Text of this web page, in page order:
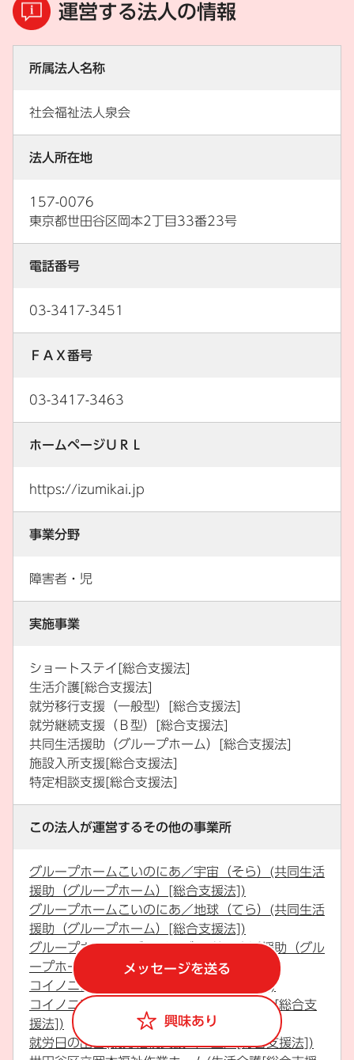
運営する法人の情報
所属法人名称
社会福祉法人泉会
法人所在地
157-0076
東京都世田谷区岡本2丁目33番23号
電話番号
03-3417-3451
ＦＡＸ番号
03-3417-3463
ホームページＵＲＬ
https://izumikai.jp
事業分野
障害者・児
実施事業
ショートステイ[総合支援法]
生活介護[総合支援法]
就労移行支援（一般型）[総合支援法]
就労継続支援（Ｂ型）[総合支援法]
共同生活援助（グループホーム）[総合支援法]
施設入所支援[総合支援法]
特定相談支援[総合支援法]
この法人が運営するその他の事業所
グループホームこいのにあ／宇宙（そら）(共同生活
援助（グループホーム）[総合支援法])
グループホームこいのにあ／地球（てら）(共同生活
援助（グループホーム）[総合支援法])
グループホームのぞみ／のぞみ(共同生活援助（グル
ープホーム）[総合支援法])
コイノニアかみきた(生活介護[総合支援法])
コイノニアかみきた(就労継続支援（Ｂ型）[総合支
援法])
就労日の出舎(就労継続支援（Ｂ型）[総合支援法])
メッセージを送る
興味あり